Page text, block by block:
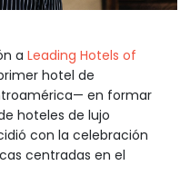
a Leading Hotels of
hotel de
en formar
hoteles de lujo
con la celebración
centradas en el